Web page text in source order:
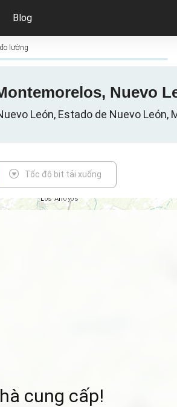
Blog
lường
Nuevo
León, Estado de Nuevo León,
Tốc độ bit tải xuống
cung cấp!